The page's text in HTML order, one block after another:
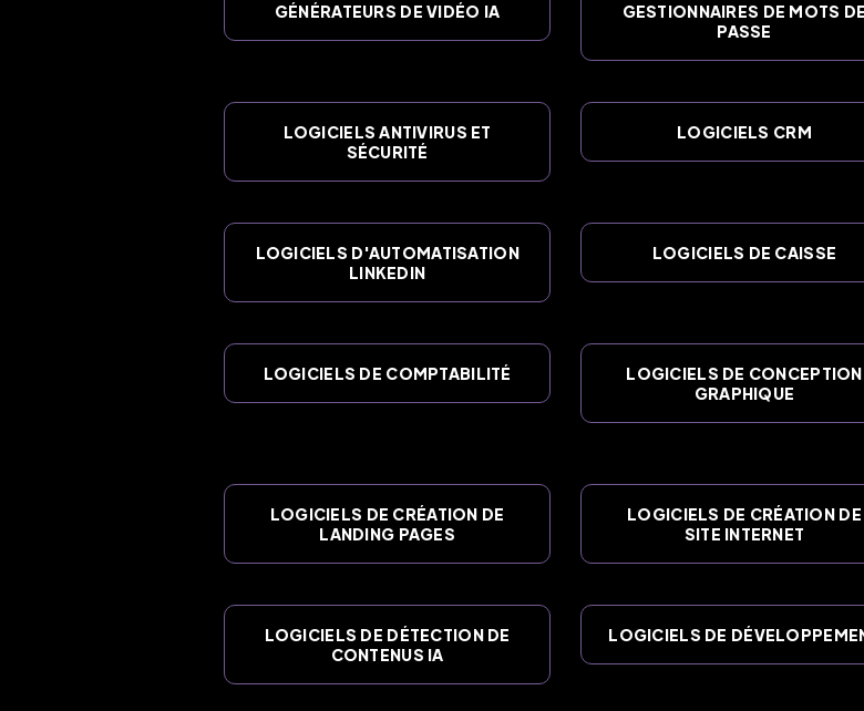
GÉNÉRATEURS DE VIDÉO IA
GESTIONNAIRES DE MOTS DE
PASSE
LOGICIELS ANTIVIRUS ET
SÉCURITÉ
LOGICIELS CRM
LOGICIELS D'AUTOMATISATION
LINKEDIN
LOGICIELS DE CAISSE
LOGICIELS DE COMPTABILITÉ
LOGICIELS DE CONCEPTION
GRAPHIQUE
LOGICIELS DE CRÉATION DE
LANDING PAGES
LOGICIELS DE CRÉATION DE
SITE INTERNET
LOGICIELS DE DÉTECTION DE
CONTENUS IA
LOGICIELS DE